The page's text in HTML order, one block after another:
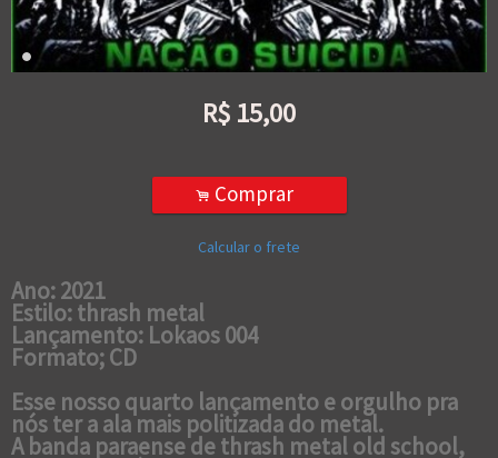
R$ 15,00
. Comprar
Calcular o frete
Ano: 2021
Estilo: thrash metal
Lançamento: Lokaos 004
Formato; CD
Esse nosso quarto lançamento e orgulho pra
nós ter a ala mais politizada do metal.
A banda paraense de thrash metal old school,